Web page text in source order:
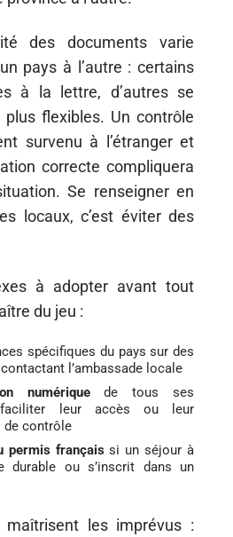
des documents varie
pays à l’autre : certains
à la lettre, d’autres se
flexibles. Un contrôle
survenu à l’étranger et
correcte compliquera
Se renseigner en
locaux, c’est éviter des
à adopter avant tout
du jeu :
spécifiques du pays sur des
l’ambassade locale
numériquede tous ses
leur accès ou leur
de contrôle
permis français si un séjour à
durable ou s’inscrit dans un
maîtrisent les imprévus :